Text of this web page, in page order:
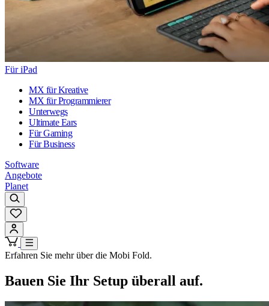
Für iPad
MX für Kreative
MX für Programmierer
Unterwegs
Ultimate Ears
Für Gaming
Für Business
Software
Angebote
Planet
Erfahren Sie mehr über die Mobi Fold.
Bauen Sie Ihr Setup überall auf.